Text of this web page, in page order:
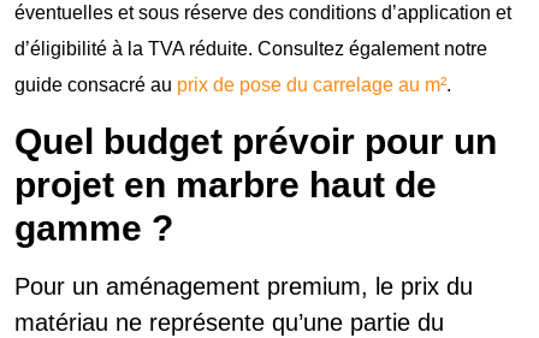
éventuelles et sous réserve des conditions d’application et
d’éligibilité à la TVA réduite. Consultez également notre
guide consacré au prix de pose du carrelage au m².
Quel budget prévoir pour un
projet en marbre haut de
gamme ?
Pour un aménagement premium, le prix du
matériau ne représente qu’une partie du